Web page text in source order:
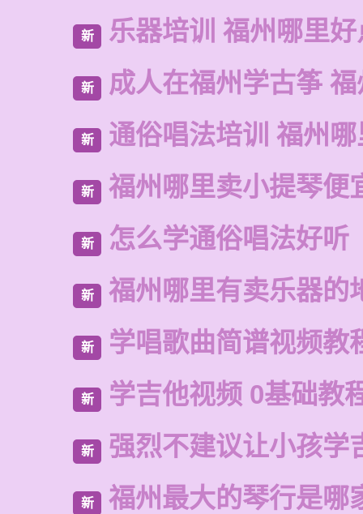
新 乐器培训 福州哪里
新 成人在福州学古筝
新 通俗唱法培训 福州
新 福州哪里卖小提琴便
新 怎么学通俗唱法好听
新 福州哪里有卖乐器的
新 学唱歌曲简谱视频教
新 学吉他视频 0基础教
新 强烈不建议让小孩学
新 福州最大的琴行是哪